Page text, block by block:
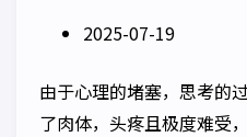
2025-07-19
由于心理的堵塞，思考的
了肉体，头疼且极度难受